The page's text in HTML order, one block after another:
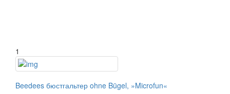
1
Beedees бюстгальтер ohne Bügel, »Microfun«